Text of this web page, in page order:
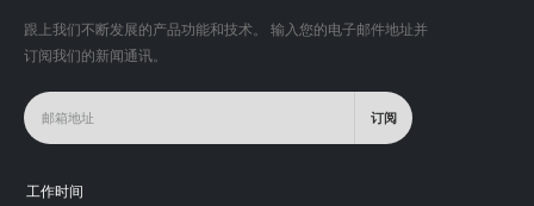
跟上我们不断发展的产品功能和技术。 输入您的电子邮件地址并
订阅我们的新闻通讯。
工作时间